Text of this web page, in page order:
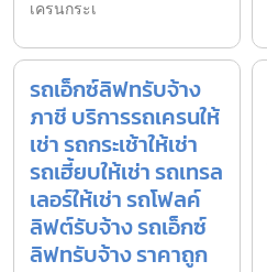
เครนกระเ
รถเอ็กซ์ลิฟทรับจ้าง
ภาชี บริการรถเครนให้
เช่า รถกระเช้าให้เช่า
รถเฮี้ยบให้เช่า รถเทรล
เลอร์ให้เช่า รถโฟลค์
ลิฟต์รับจ้าง รถเอ็กซ์
ลิฟทรับจ้าง ราคาถูก